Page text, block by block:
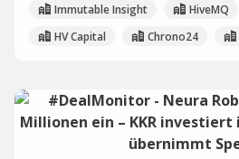
Immutable Insight
HiveMQ
HV Capital
Chrono24